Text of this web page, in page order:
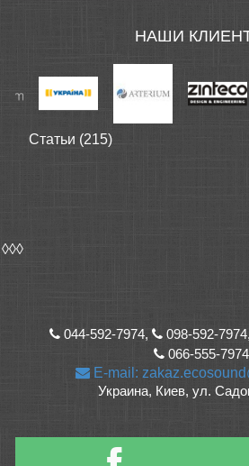
НАШИ
Статьи (215)
◊◊◊
044-592-7974, 098-592-7974,
066-555-7974
E-mail:
Украина, Киев, ул.